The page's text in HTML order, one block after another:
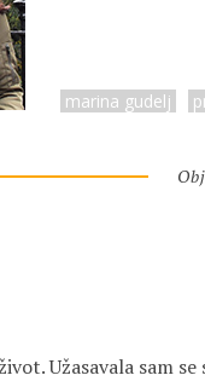
marina gudelj
Užasavala sam